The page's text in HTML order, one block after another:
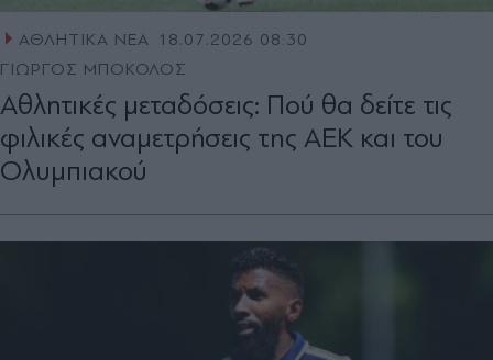
ΑΘΛΗΤΙΚΑ ΝΕΑ
18.07.2026 08:30
ΓΙΩΡΓΟΣ ΜΠΟΚΟΛΟΣ
Αθλητικές μεταδόσεις: Πού θα δείτε τις
φιλικές αναμετρήσεις της ΑΕΚ και του
Ολυμπιακού